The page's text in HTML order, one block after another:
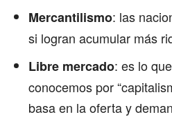
Mercantilismo: las
si logran acumular más
Libre mercado: es lo
conocemos por
basa en la oferta y